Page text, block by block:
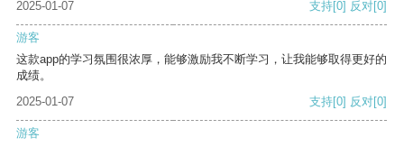
2025-01-07 支持[0] 反对[0]
游客
这款app的学习氛围很浓厚，能够激励我不断学习，让我能够取得更好的
成绩。
2025-01-07
支持[0] 反对[0]
游客